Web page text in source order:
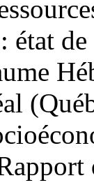
état